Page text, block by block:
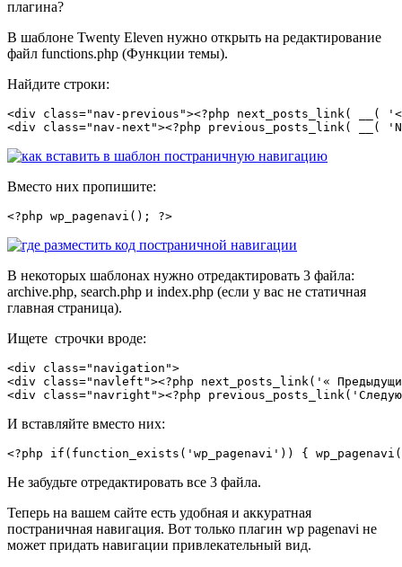
плагина?
В шаблоне Twenty Eleven нужно открыть на редактирование
файл functions.php (Функции темы).
Найдите строки:
<div class="nav-previous"><?php next_posts_link( __(
<div class="nav-next"><?php previous_posts_link( __(
Вместо них пропишите:
<?php wp_pagenavi(); ?>
В некоторых шаблонах нужно отредактировать 3 файла:
archive.php, search.php и index.php (если у вас не статичная
главная страница).
Ищете строчки вроде:
<div class="navigation">
<div class="navleft"><?php next_posts_link('«
<div class="navright"><?php
И вставляйте вместо них:
<?php if(function_exists('wp_pagenavi')) {
Не забудьте отредактировать все 3 файла.
Теперь на вашем сайте есть удобная и аккуратная
постраничная навигация. Вот только плагин wp pagenavi не
может придать навигации привлекательный вид.